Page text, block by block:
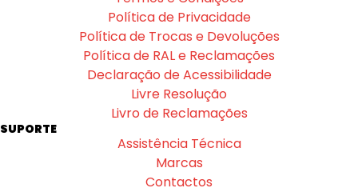
Política de Privacidade
Política de Trocas e Devoluções
Política de RAL e Reclamações
Declaração de Acessibilidade
Livre Resolução
Livro de Reclamações
SUPORTE
Assistência Técnica
Marcas
Contactos